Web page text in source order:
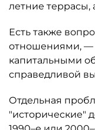
летние
Есть также
отношениями, —
капитальными
справедливой
Отдельная
"исторические"